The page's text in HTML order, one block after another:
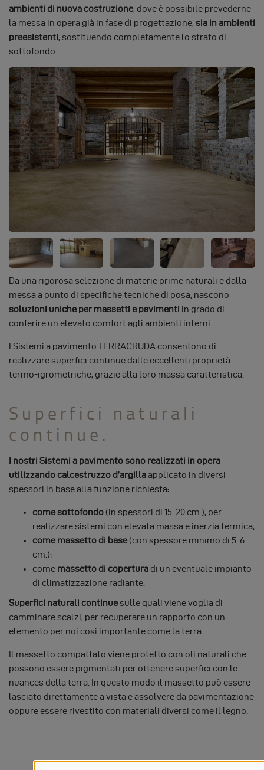
ambienti di nuova costruzione, dove è possibile prevederne
la messa in opera già in fase di progettazione, sia in ambienti
preesistenti, sostituendo completamente lo strato di
sottofondo.
Da una rigorosa selezione di materie prime naturali e dalla
messa a punto di specifiche tecniche di posa, nascono
soluzioni uniche per massetti e pavimenti in grado di
conferire un elevato comfort agli ambienti interni.
I Sistemi a pavimento TERRACRUDA consentono di
realizzare superfici continue dalle eccellenti proprietà
termo-igrometriche, grazie alla loro massa caratteristica.
Superfici naturali
continue.
I nostri Sistemi a pavimento sono realizzati in opera
utilizzando calcestruzzo d’argillaapplicato in diversi
spessori in base alla funzione richiesta:
come sottofondo (in spessori di 15-20 cm.), per
realizzare sistemi con elevata massa e inerzia termica;
come massetto di base (con spessore minimo di 5-6
cm.);
come massetto di copertura di un eventuale impianto
di climatizzazione radiante.
Superfici naturali continuesulle quali viene voglia di
camminare scalzi, per recuperare un rapporto con un
elemento per noi così importante come la terra.
Il massetto compattato viene protetto con oli naturali che
possono essere pigmentati per ottenere superfici con le
nuances della terra. In questo modo il massetto può essere
lasciato direttamente a vista e assolvere da pavimentazione
oppure essere rivestito con materiali diversi come il legno.